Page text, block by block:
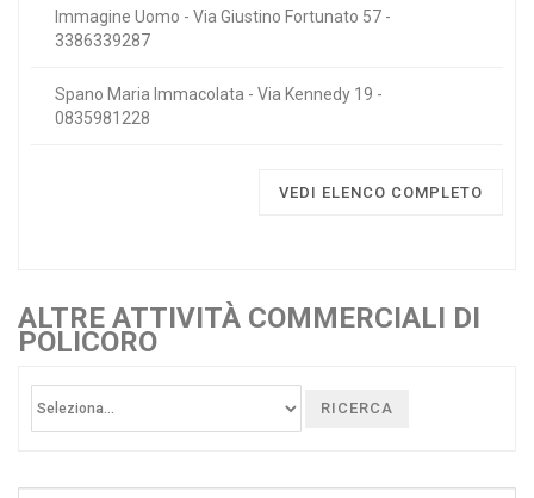
Immagine Uomo - Via Giustino Fortunato 57 -
3386339287
Spano Maria Immacolata - Via Kennedy 19 -
0835981228
VEDI ELENCO COMPLETO
ALTRE ATTIVITÀ COMMERCIALI DI
POLICORO
RICERCA